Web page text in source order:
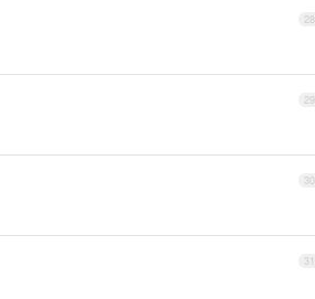
28
29
30
31